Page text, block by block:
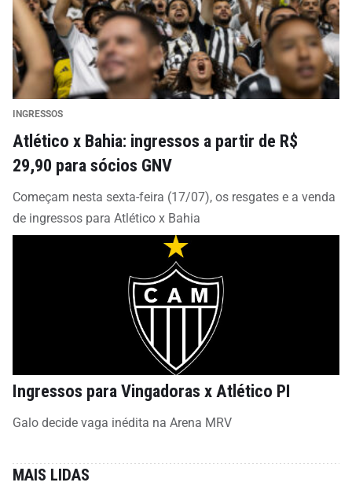
INGRESSOS
Atlético x Bahia: ingressos a partir de R$
29,90 para sócios GNV
Começam nesta sexta-feira (17/07), os resgates e a venda
de ingressos para Atlético x Bahia
Ingressos para Vingadoras x Atlético PI
Galo decide vaga inédita na Arena MRV
MAIS LIDAS